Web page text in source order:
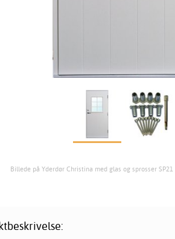
Billede på Yderdør Christina med glas og sprosser